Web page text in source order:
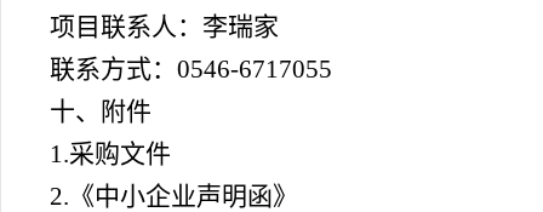
项目联系人：李瑞家
联系方式： 0546-6717055
十、附件
1.采购文件
2.《中小企业声明函》